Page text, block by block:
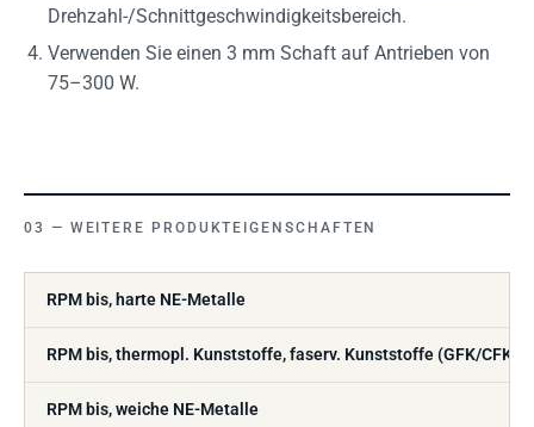
Drehzahl-/Schnittgeschwindigkeitsbereich.
Verwenden Sie einen 3 mm Schaft auf Antrieben von
75–300 W.
WEITERE PRODUKTEIGENSCHAFTEN
RPM bis, harte NE-Metalle
RPM bis, thermopl. Kunststoffe, faserv. Kunststoffe (GFK/CFK)
RPM bis, weiche NE-Metalle